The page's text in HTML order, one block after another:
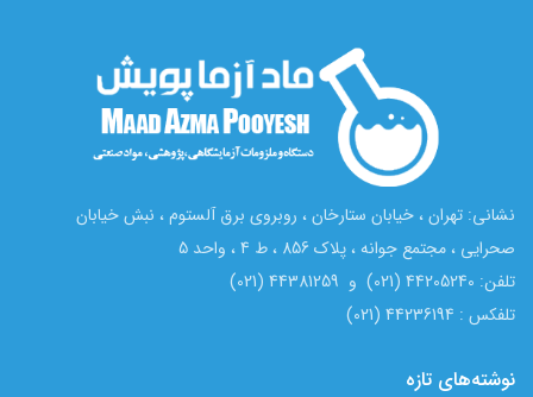
نشانی: تهران ، خیابان ستارخان ، روبروی برق آلستوم ، نبش خیابان
صحرایی ، مجتمع جوانه ، پلاک 856 ، ط 4 ، واحد 5
تلفن: 44205240 (021) و 44381259 (021)
تلفکس : 44236194 (021)
نوشته‌های تازه